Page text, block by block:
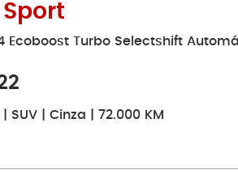
Ecoboost Turbo Selectshift
| Cinza | 72.000 KM